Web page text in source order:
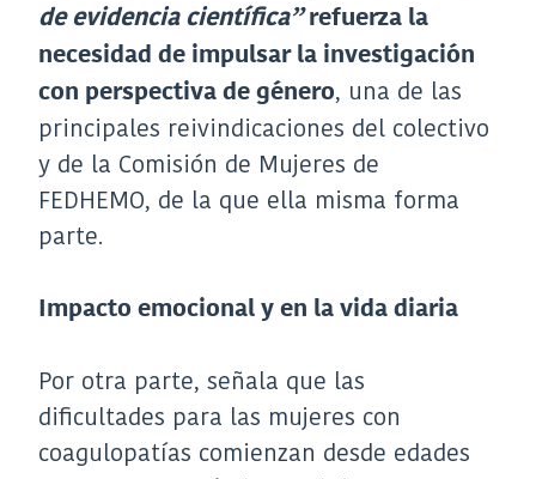
de evidencia científica”refuerza la
necesidad de impulsar la investigación
con perspectiva de género, una de las
principales reivindicaciones del colectivo
y de la Comisión de Mujeres de
FEDHEMO, de la que ella misma forma
parte.
Impacto emocional y en la vida diaria
Por otra parte, señala que las
dificultades para las mujeres con
coagulopatías comienzan desde edades